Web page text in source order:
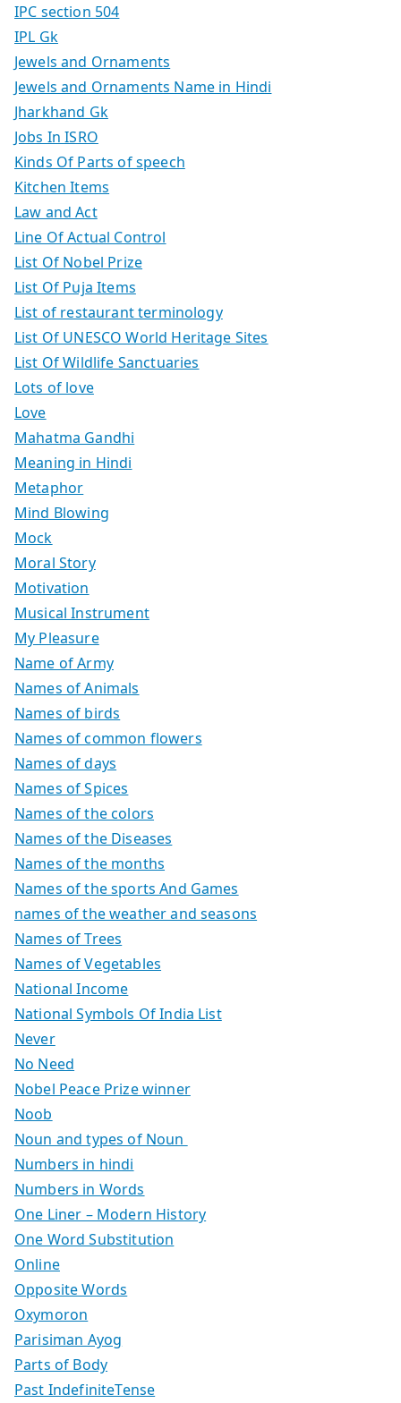
IPC section 504
IPL Gk
Jewels and Ornaments
Jewels and Ornaments Name in Hindi
Jharkhand Gk
Jobs In ISRO
Kinds Of Parts of speech
Kitchen Items
Law and Act
Line Of Actual Control
List Of Nobel Prize
List Of Puja Items
List of restaurant terminology
List Of UNESCO World Heritage Sites
List Of Wildlife Sanctuaries
Lots of love
Love
Mahatma Gandhi
Meaning in Hindi
Metaphor
Mind Blowing
Mock
Moral Story
Motivation
Musical Instrument
My Pleasure
Name of Army
Names of Animals
Names of birds
Names of common flowers
Names of days
Names of Spices
Names of the colors
Names of the Diseases
Names of the months
Names of the sports And Games
names of the weather and seasons
Names of Trees
Names of Vegetables
National Income
National Symbols Of India List
Never
No Need
Nobel Peace Prize winner
Noob
Noun and types of Noun
Numbers in hindi
Numbers in Words
One Liner – Modern History
One Word Substitution
Online
Opposite Words
Oxymoron
Parisiman Ayog
Parts of Body
Past IndefiniteTense